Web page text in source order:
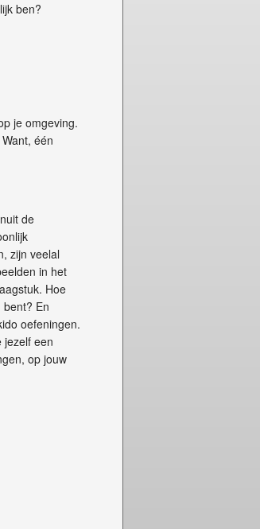
ben?
je omgeving.
één
de
zijn veelal
in het
Hoe
En
oefeningen.
jezelf een
op jouw